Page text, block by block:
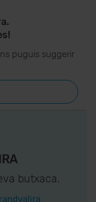
puguis suggerir
butxaca.